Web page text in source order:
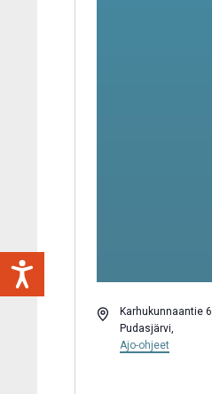
OsoiteKarhukunnaantie 6
Pudasjärvi
Ajo-ohjeet